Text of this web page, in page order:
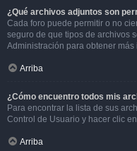
¿Qué archivos adjuntos son
Cada foro puede permitir o no
seguro de que tipos de archivos
Administración para obtener más
Arriba
¿Cómo encuentro todos mis
Para encontrar la lista de sus
Control de Usuario y hacer clic
Arriba